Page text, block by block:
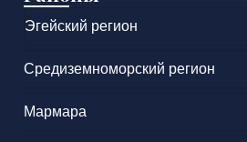
Эгейский регион
Средиземноморский регион
Мармара